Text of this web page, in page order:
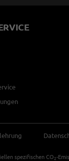
spezifischen CO 2-